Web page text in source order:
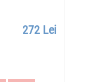
272 Lei